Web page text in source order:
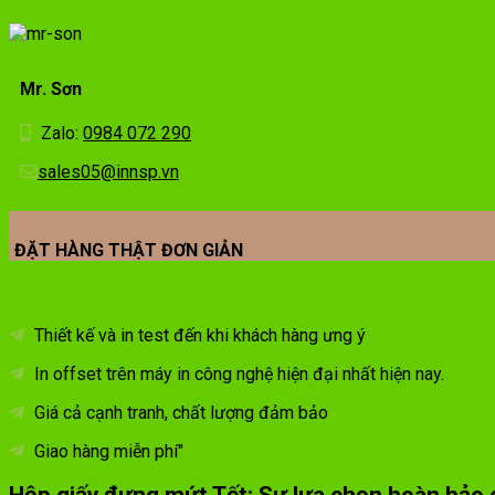
Mr. Sơn
Zalo: 0984 072 290
sales05@innsp.vn
ĐẶT HÀNG THẬT ĐƠN GIẢN
Thiết kế và in test đến khi khách hàng ưng ý
In offset trên máy in công nghệ hiện đại nhất hiện nay.
Giá cả cạnh tranh, chất lượng đảm bảo
Giao hàng miễn phí"